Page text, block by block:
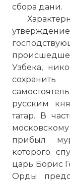
сбора дани.
Узбека,
русским
татар. В
прибыл
которого
царь Борис
Орды